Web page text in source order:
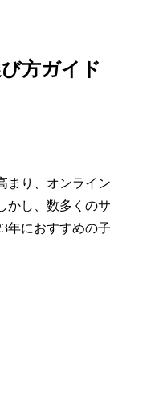
方ガイド
まり、オンライン
かし、数多くのサ
年におすすめの子